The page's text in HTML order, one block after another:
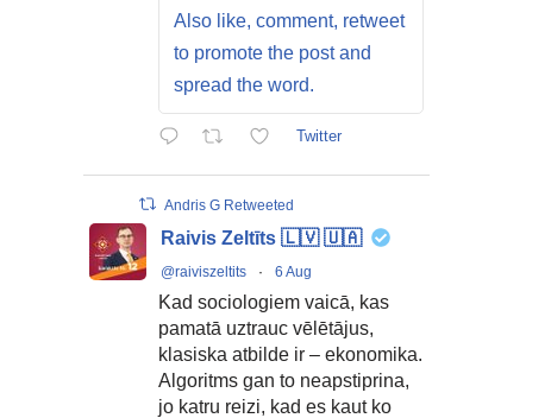
Also like, comment, retweet
to promote the post and
spread the word.
Twitter
Andris G Retweeted
Raivis Zeltīts 🇱🇻 🇺🇦
@raiviszeltits · 6 Aug
Kad sociologiem vaicā, kas
pamatā uztrauc vēlētājus,
klasiska atbilde ir – ekonomika.
Algoritms gan to neapstiprina,
jo katru reizi, kad es kaut ko